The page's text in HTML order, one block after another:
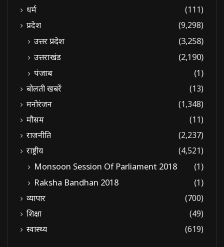
धर्म
(111)
प्रदेश
(9,298)
उत्तर प्रदेश
(3,258)
उत्तराखंड
(2,190)
पंजाब
(1)
बोलती खबरें
(13)
मनोरंजन
(1,348)
मौसम
(11)
राजनीति
(2,237)
राष्ट्रीय
(4,521)
Monsoon Session Of Parliament 2018
(1)
Raksha Bandhan 2018
(1)
व्यापार
(700)
शिक्षा
(49)
स्वास्थ्य
(619)